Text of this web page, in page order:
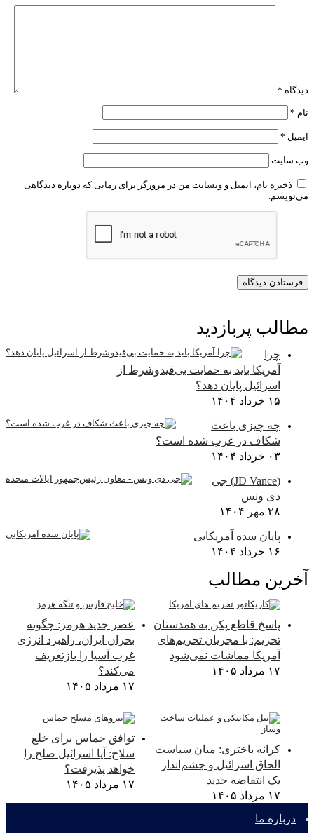
*
*
*
سایت
ذخیره نام، ایمیل و وبسایت من در مرورگر برای زمانی که دوباره دیدگاهی
پربازدید
چرا
آمریکا باید به حمایت بی‌قیدوشرط از
اسرائیل پایان دهد؟
۱۵ خرداد ۱۴۰۴
چه چیزی باعث
شکاف در غرب شده است؟
۰۳ خرداد ۱۴۰۴
(JD Vance) جی
دی ونس
۲۸ مهر ۱۴۰۴
پایان سده آمریکایی
۱۶ خرداد ۱۴۰۴
مطالب
عصر جدید هرمز: چگونه
بحران ایران، راهبرد انرژی
غرب آسیا را بازتعریف
می‌کند؟
۱۷ مرداد ۱۴۰۵
پاسخ قاطع پکن به همدستان
تحریم: با مجریان تحریم‌های
آمریکا مماشات نمی‌شود
۱۷ مرداد ۱۴۰۵
توافق حماس برای خلع
سلاح: آیا اسرائیل صلح را
خواهد پذیرفت؟
۱۷ مرداد ۱۴۰۵
کرانه باختری: میان سیاست
الحاق اسرائیل و چشم‌انداز
یک انتفاضه جدید
۱۷ مرداد ۱۴۰۵
درباره ما